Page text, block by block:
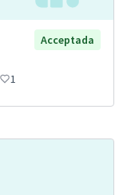
Acceptada
1